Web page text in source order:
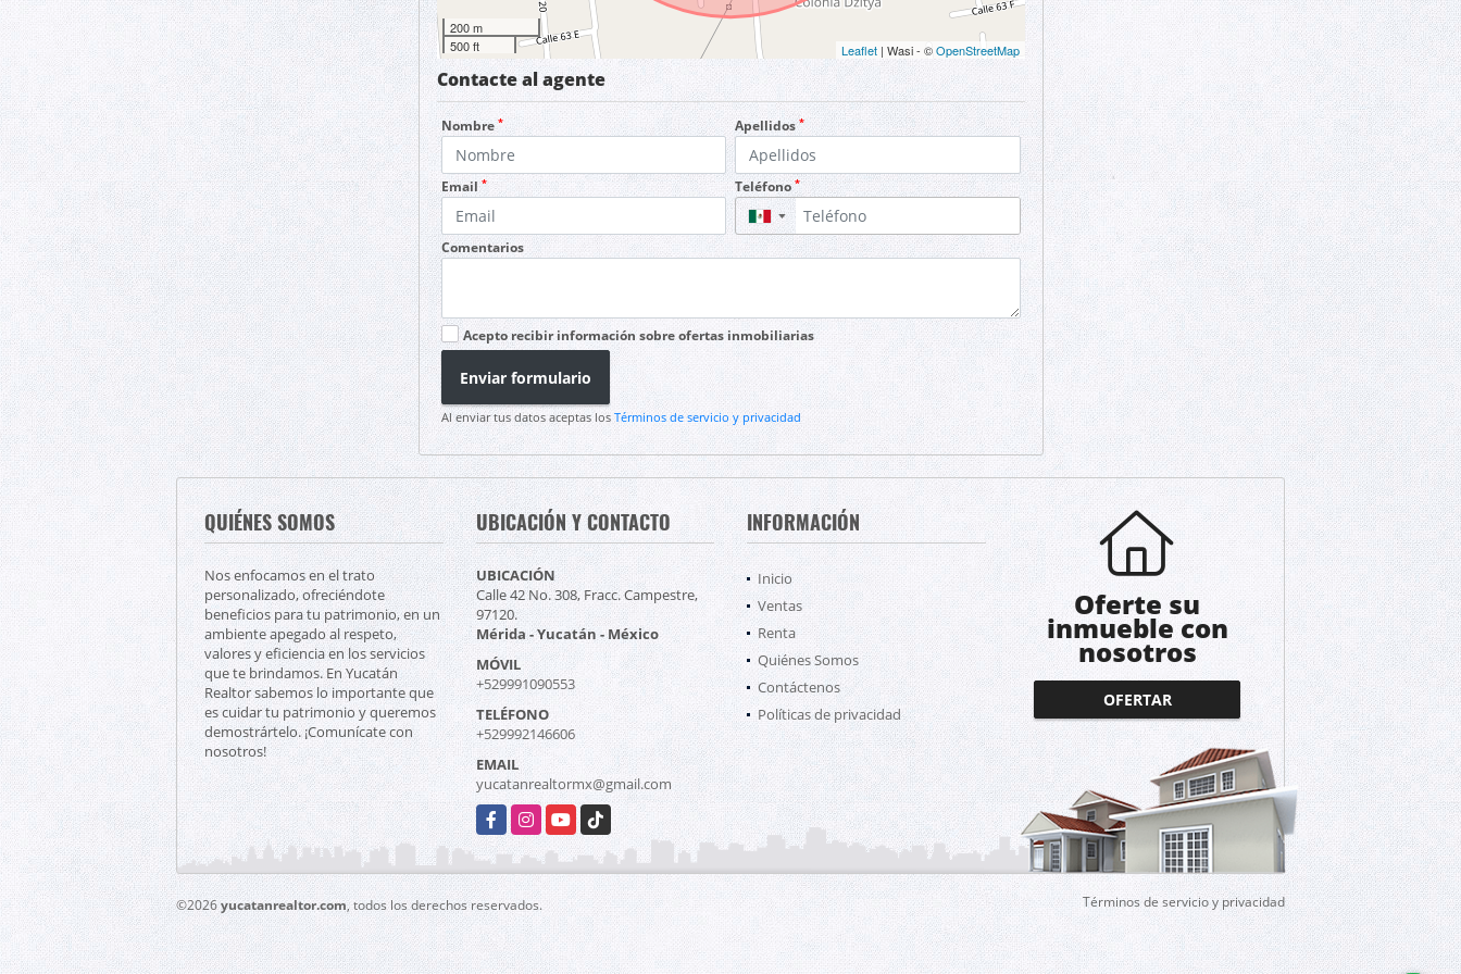
200 m
500 ft
Leaflet| Wasi - ©OpenStreetMap
Contacte al agente
Nombre* Apellidos*
Email* Teléfono*
▼
Comentarios
Acepto recibir información sobre ofertas inmobiliarias
Enviar formulario
Al enviar tus datos aceptas los Términos de servicio y privacidad
QUIÉNES SOMOS
Nos enfocamos en el trato
personalizado, ofreciéndote
beneficios para tu patrimonio, en un
ambiente apegado al respeto,
valores y eficiencia en los servicios
que te brindamos. En Yucatán
Realtor sabemos lo importante que
es cuidar tu patrimonio y queremos
demostrártelo. ¡Comunícate con
nosotros!
UBICACIÓN Y CONTACTO
UBICACIÓN
Calle 42 No. 308, Fracc. Campestre,
97120.
Mérida - Yucatán - México
MÓVIL
+529991090553
TELÉFONO
+529992146606
EMAIL
yucatanrealtormx@gmail.com
FacebookInstagramYouTube
TikTok
INFORMACIÓN
Inicio
Ventas
Renta
Quiénes Somos
Contáctenos
Políticas de privacidad
Oferte su
inmueble con
nosotros
OFERTAR
©2026yucatanrealtor.com, todos los derechos reservados. Términos de servicio y privacidad